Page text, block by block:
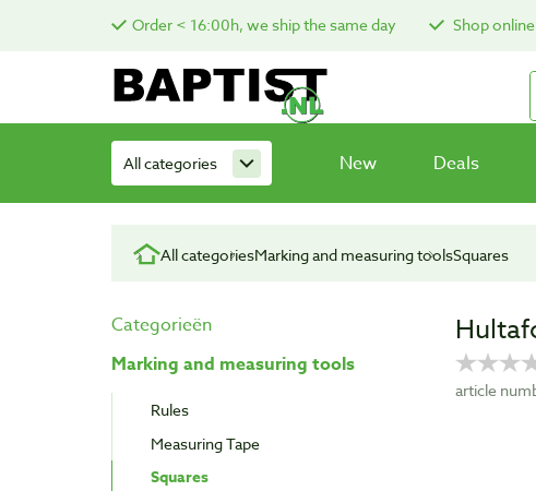
Order < 16:00h, we ship the same day Shop
All categories New Deals
All categoriesMarking and measuring toolsSquares
Categorieën
Marking and measuring tools
Rules
Measuring Tape
Squares
article